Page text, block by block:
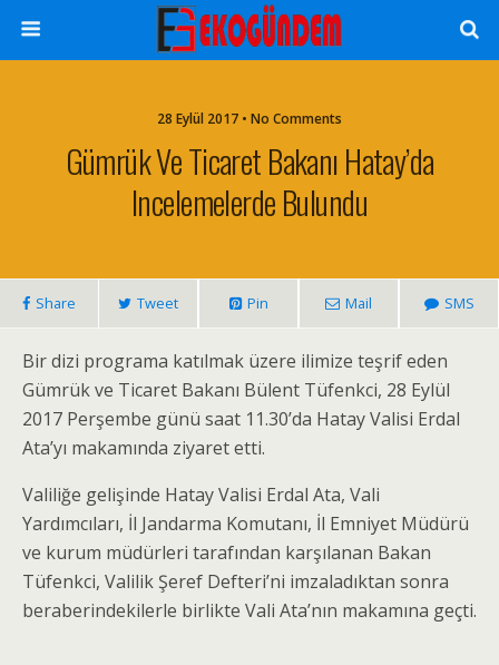
28 Eylül 2017 • No Comments
Gümrük Ve Ticaret Bakanı Hatay’da
Incelemelerde Bulundu
Share Tweet Pin Mail SMS
Bir dizi programa katılmak üzere ilimize teşrif eden
Gümrük ve Ticaret Bakanı Bülent Tüfenkci, 28 Eylül
2017 Perşembe günü saat 11.30’da Hatay Valisi Erdal
Ata’yı makamında ziyaret etti.
Valiliğe gelişinde Hatay Valisi Erdal Ata, Vali
Yardımcıları, İl Jandarma Komutanı, İl Emniyet Müdürü
ve kurum müdürleri tarafından karşılanan Bakan
Tüfenkci, Valilik Şeref Defteri’ni imzaladıktan sonra
beraberindekilerle birlikte Vali Ata’nın makamına geçti.